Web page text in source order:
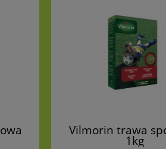
Vilmorin trawa
1kg